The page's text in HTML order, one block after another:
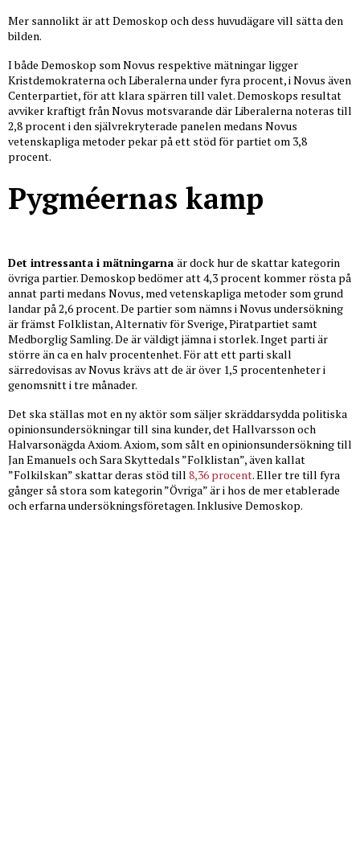
Mer sannolikt är att Demoskop och dess huvudägare vill sätta den
bilden.
I både Demoskop som Novus respektive mätningar ligger
Kristdemokraterna och Liberalerna under fyra procent, i Novus även
Centerpartiet, för att klara spärren till valet. Demoskops resultat
avviker kraftigt från Novus motsvarande där Liberalerna noteras till
2,8 procent i den självrekryterade panelen medans Novus
vetenskapliga metoder pekar på ett stöd för partiet om 3,8
procent.
Pygméernas kamp
Det intressanta i mätningarna är dock hur de skattar kategorin
övriga partier. Demoskop bedömer att 4,3 procent kommer rösta på
annat parti medans Novus, med vetenskapliga metoder som grund
landar på 2,6 procent. De partier som nämns i Novus undersökning
är främst Folklistan, Alternativ för Sverige, Piratpartiet samt
Medborglig Samling. De är väldigt jämna i storlek. Inget parti är
större än ca en halv procentenhet. För att ett parti skall
särredovisas av Novus krävs att de är över 1,5 procentenheter i
genomsnitt i tre månader.
Det ska ställas mot en ny aktör som säljer skräddarsydda politiska
opinionsundersökningar till sina kunder, det Hallvarsson och
Halvarsonägda Axiom. Axiom, som sålt en opinionsundersökning till
Jan Emanuels och Sara Skyttedals ”Folklistan”, även kallat
”Folkilskan” skattar deras stöd till 8,36 procent. Eller tre till fyra
gånger så stora som kategorin ”Övriga” är i hos de mer etablerade
och erfarna undersökningsföretagen. Inklusive Demoskop.